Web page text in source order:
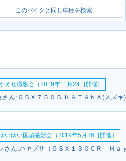
このバイクと同じ車種を検索
えせ撮影会（2019年11月24日開催）
さん:ＧＳＸ７５０Ｓ ＫＡＴＡＮＡ(スズキ)
いゆい国頭撮影会（2019年5月26日開催）